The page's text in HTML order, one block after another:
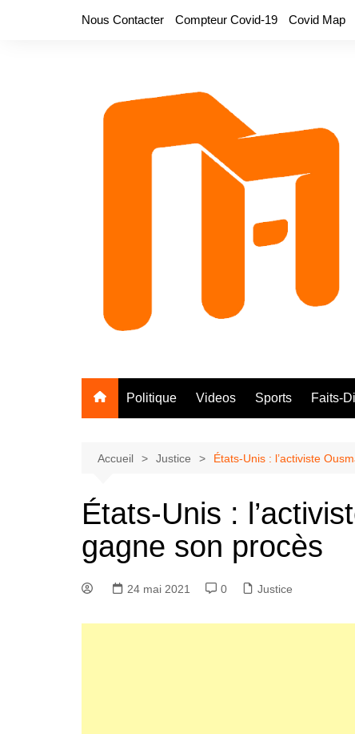
Nous Contacter Compteur Covid-19 Covid Map
Politique Videos Sports Faits-
Accueil Justice États-Unis : l’activiste
États-Unis :
gagne son procès
24 mai 2021 0 Justice